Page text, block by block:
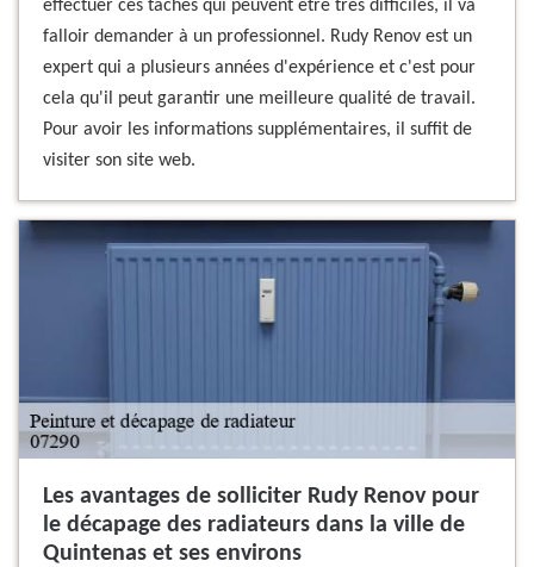
effectuer ces tâches qui peuvent être très difficiles, il va
falloir demander à un professionnel. Rudy Renov est un
expert qui a plusieurs années d'expérience et c'est pour
cela qu'il peut garantir une meilleure qualité de travail.
Pour avoir les informations supplémentaires, il suffit de
visiter son site web.
Les avantages de solliciter Rudy Renov pour
le décapage des radiateurs dans la ville de
Quintenas et ses environs